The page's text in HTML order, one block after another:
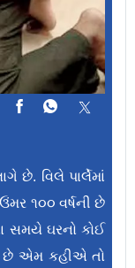
છે. વિલે પાર્લેમાં
૧૦૦ વર્ષની છે
સમયે ઘરનો કોઈ
છે એમ કહીએ તો